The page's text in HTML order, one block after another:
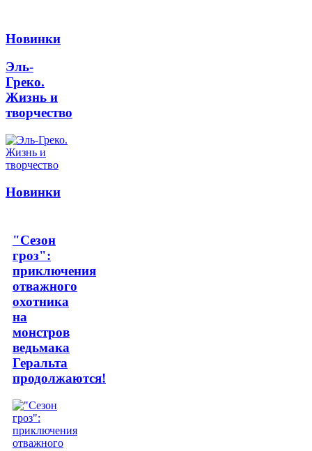
Новинки
Эль-
Греко.
Жизнь и
творчество
Новинки
"Сезон
гроз":
приключения
отважного
охотника
на
монстров
ведьмака
Геральта
продолжаются!